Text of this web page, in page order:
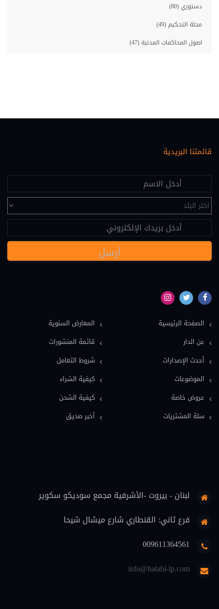
دستوري (80)
مجلة التحكيم (49)
اصول المحاكمات المدنية (47)
عقاري (30)
علم النفس (25)
تحكيم (24)
عقود دولية (24)
نصوص قانونية (20)
مسؤولية طبية (19)
نماذج دعاوى ونماذج عقود (16)
دولي خاص (13)
معاجم قانونية (11)
فلسفة قانون (9)
تنفيذ (6)
منهجية قانونية (4)
اثبات (4)
قائمتنا البريدية
المعارض السنوية
قائمة المنشورات
شروط التعامل
كيفية الشراء
كيفية الشحن
أخبر صديق
الصفحة الرئيسية
عن الدار
أحدث الإصدارات
الموضوعات
عروض خاصة
سلة المشتريات
لبنان - بيروت -الأشرفية مجمع سوديكو سكوير
فرع ثاني: القنطاري شارع ميشال شيحا
009611364561
info@halabi-lp.com